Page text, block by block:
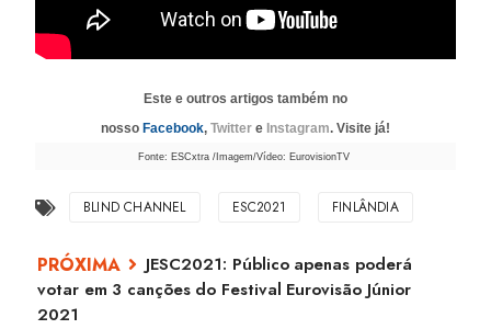
Este e outros artigos também no
nosso Facebook, Twitter e Instagram. Visite já!
Fonte: ESCxtra /Imagem/Vídeo: EurovisionTV
BLIND CHANNEL ESC2021 FINLÂNDIA
JESC2021: Público apenas poderá
votar em 3 canções do Festival Eurovisão Júnior
2021